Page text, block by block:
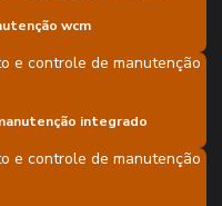
wcm
integrado